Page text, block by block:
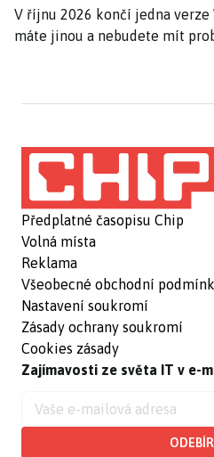
V říjnu 2026 končí jedna verze
máte jinou a nebudete mít
Předplatné časopisu Chip
Volná místa
Reklama
Všeobecné obchodní
Nastavení soukromí
Zásady ochrany soukromí
Cookies zásady
Zajímavosti ze světa IT v e-